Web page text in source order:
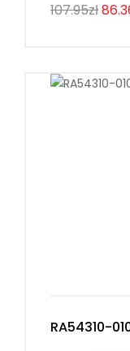
107.95zł
RA54310-